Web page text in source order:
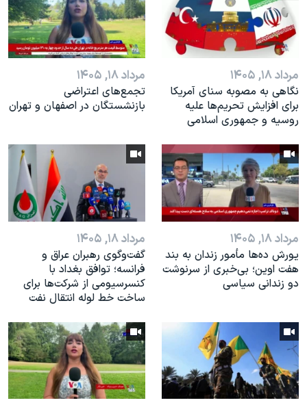
نرگس محمدی برنده جایزه نوبل صلح
همایش محافظه‌کاران آمریکا «سی‌پک»
صفحه‌های ویژه
سفر پرزیدنت ترامپ به چین
مرداد ۱۸, ۱۴۰۵
نگاهی به مصوبه سنای آمریکا
برای افزایش تحریم‌ها علیه
روسیه و جمهوری اسلامی
مرداد ۱۸, ۱۴۰۵
تجمع‌های اعتراضی
بازنشستگان در اصفهان و تهران
مرداد ۱۸, ۱۴۰۵
یورش ده‌ها مأمور زندان به بند
هفت اوین؛ بی‌خبری از سرنوشت
دو زندانی سیاسی
مرداد ۱۸, ۱۴۰۵
گفت‌وگوی رهبران عراق و
فرانسه؛ توافق بغداد با
کنسرسیومی از شرکت‌ها برای
ساخت خط لوله انتقال نفت